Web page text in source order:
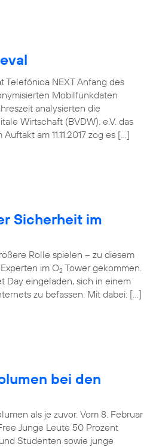
Telefónica NEXT Anfang des
Mobilfunkdaten
analysierten die
Wirtschaft (BVDW). e.V. das
am 11.11.2017 zog es […]
Sicherheit im
Rolle spielen – zu diesem
im O2 Tower gekommen.
Day eingeladen, sich in einem
zu befassen. Mit dabei: […]
bei den
als je zuvor. Vom 8. Februar
Junge Leute 50 Prozent
Studenten sowie junge